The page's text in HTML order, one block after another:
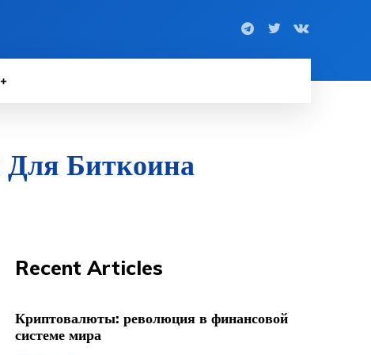
Биткоина
Recent Articles
Криптовалюты: революция в финансовой
системе мира